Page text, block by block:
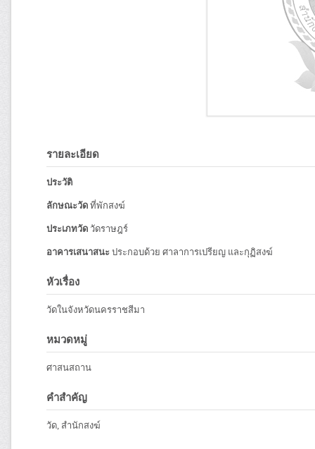
รายละเอียด
ประวัติ
ลักษณะวัด ที่พักสงฆ์
ประเภทวัด วัดราษฎร์
อาคารเสนาสนะ ประกอบด้วย ศาลาการเปรียญ และกุฏิสงฆ์
หัวเรื่อง
วัดในจังหวัดนครราชสีมา
หมวดหมู่
ศาสนสถาน
คำสำคัญ
วัด, สำนักสงฆ์